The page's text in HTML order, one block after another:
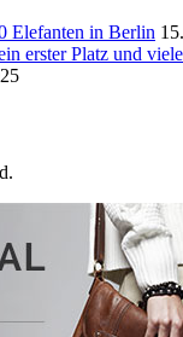
Elefanten in Berlin
erster Platz und